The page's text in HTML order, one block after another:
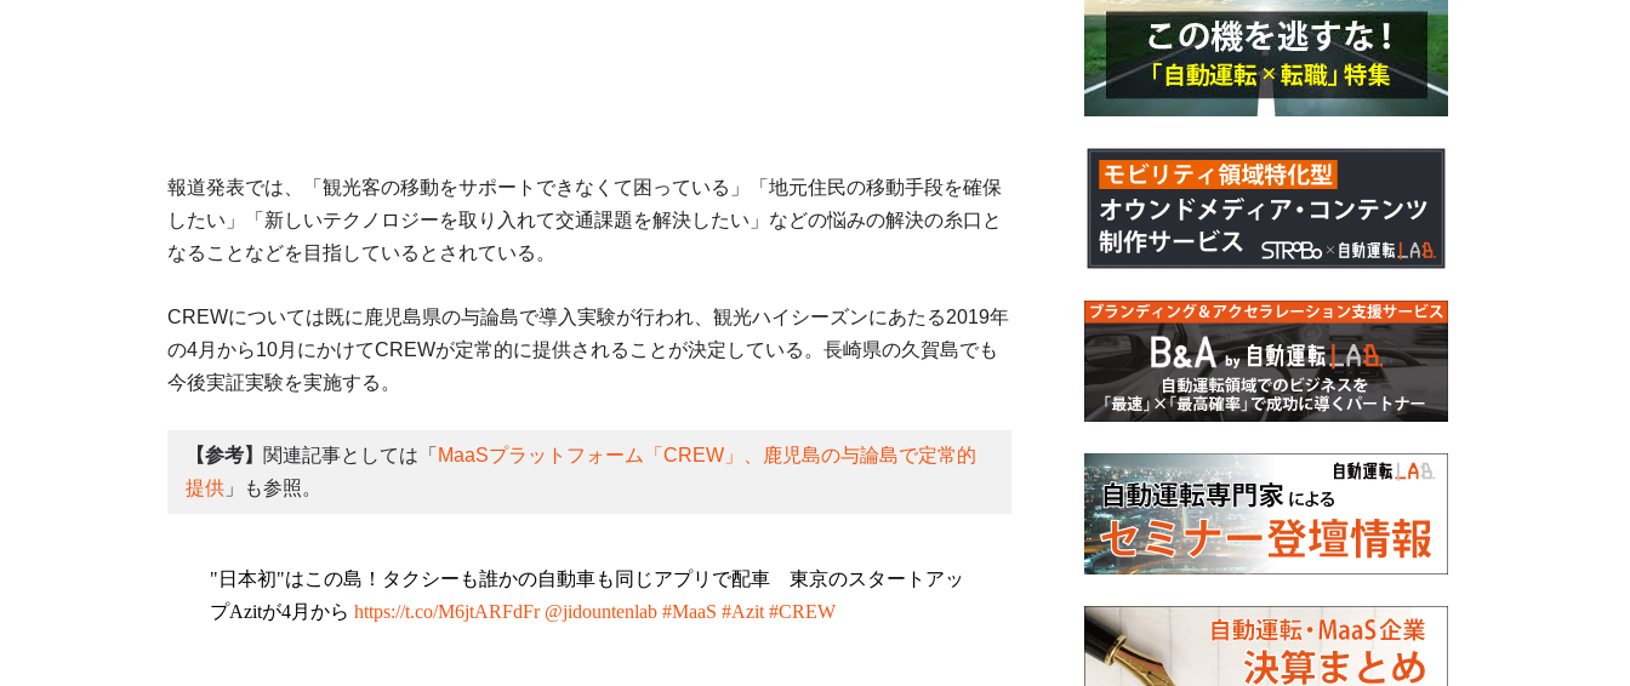
報道発表では、「観光客の移動をサポートできなくて困っている」「地元住民の移動手段を確保
したい」「新しいテクノロジーを取り入れて交通課題を解決したい」などの悩みの解決の糸口と
なることなどを目指しているとされている。
CREWについては既に鹿児島県の与論島で導入実験が行われ、観光ハイシーズンにあたる2019年
の4月から10月にかけてCREWが定常的に提供されることが決定している。長崎県の久賀島でも
今後実証実験を実施する。
【参考】 関連記事としては「 MaaSプラットフォーム「CREW」、鹿児島の与論島で定常的
提供 」も参照。
"日本初"はこの島！タクシーも誰かの自動車も同じアプリで配車 東京のスタートアッ
プAzitが4月から https://t.co/M6jtARFdFr @jidountenlab #MaaS #Azit #CREW